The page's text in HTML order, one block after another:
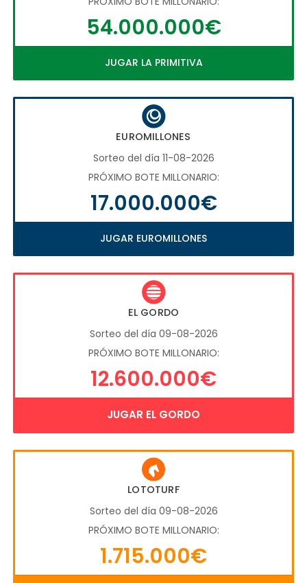
54.000.000€
JUGAR LA PRIMITIVA
EUROMILLONES
Sorteo del día 11-08-2026
PRÓXIMO BOTE MILLONARIO:
17.000.000€
JUGAR EUROMILLONES
EL GORDO
Sorteo del día 09-08-2026
PRÓXIMO BOTE MILLONARIO:
12.600.000€
JUGAR EL GORDO
LOTOTURF
Sorteo del día 09-08-2026
PRÓXIMO BOTE MILLONARIO:
1.715.000€